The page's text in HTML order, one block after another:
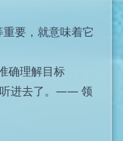
要，就意味着它
确理解目标
听进去了。—— 领